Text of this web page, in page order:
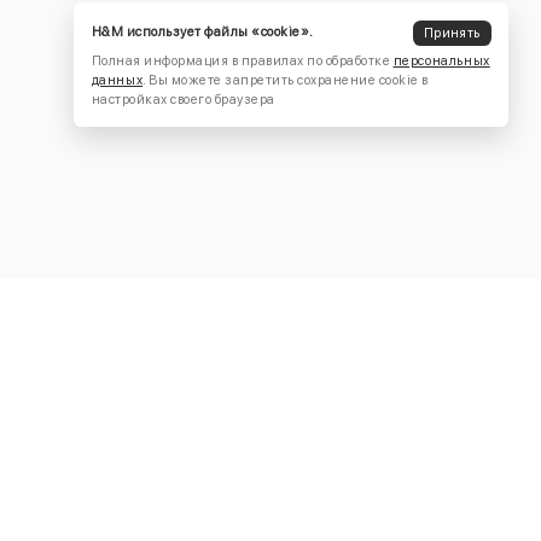
H&M использует файлы «cookie».
Принять
Полная информация в правилах по обработке персональных
данных. Вы можете запретить сохранение cookie в
настройках своего браузера